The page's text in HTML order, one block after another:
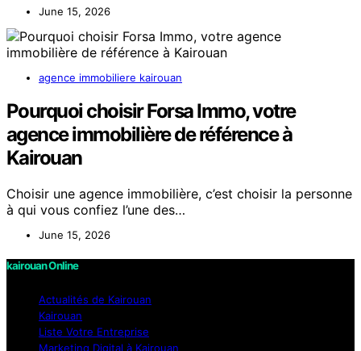
June 15, 2026
agence immobiliere kairouan
Pourquoi choisir Forsa Immo, votre
agence immobilière de référence à
Kairouan
Choisir une agence immobilière, c’est choisir la personne
à qui vous confiez l’une des…
June 15, 2026
kairouan Online
Actualités de Kairouan
Kairouan
Liste Votre Entreprise
Marketing Digital à Kairouan